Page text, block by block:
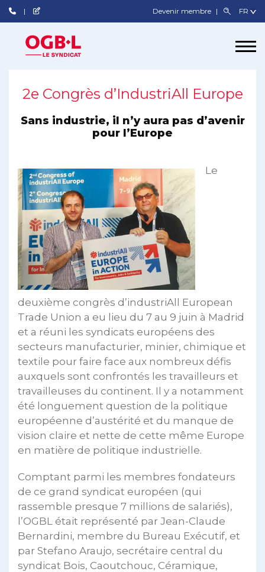
Devenir membre
2e Congrès d’IndustriAll Europe
Sans industrie, il n’y aura pas d’avenir
pour l’Europe
Le
deuxième congrès d’industriAll European
Trade Union a eu lieu du 7 au 9 juin à Madrid
et a réuni les syndicats européens des
secteurs manufacturier, minier, chimique et
textile pour faire face aux nombreux défis
auxquels sont confrontés les travailleurs et
travailleuses du continent. Il y a notamment
été longuement question de la politique
européenne d’austérité et du manque de
vision claire et nette de cette même Europe
en matière de politique industrielle.
Comptant parmi les membres fondateurs
de ce grand syndicat européen (qui
rassemble presque 7 millions de salariés),
l’OGBL était représenté par Jean-Claude
Bernardini, membre du Bureau Exécutif, et
par Stefano Araujo, secrétaire central du
syndicat Bois, Caoutchouc, Céramique,